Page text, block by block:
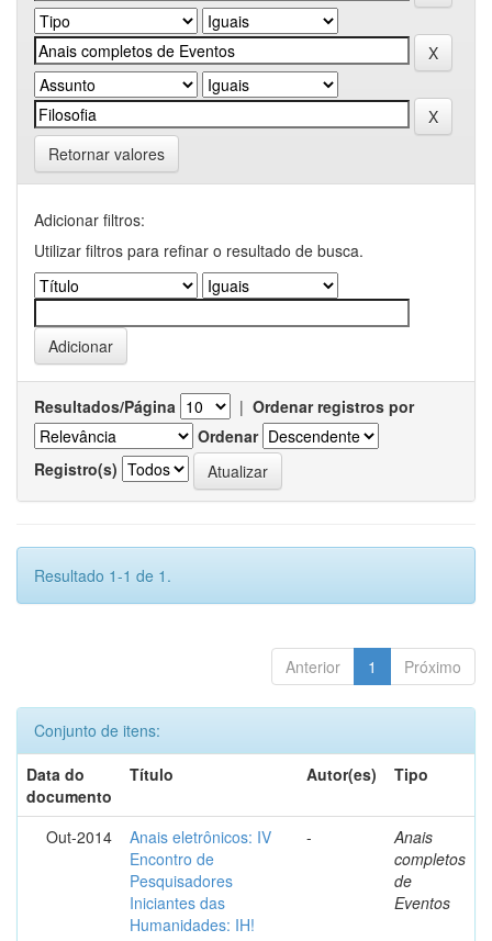
Retornar valores
Adicionar filtros:
Utilizar filtros para refinar o resultado de busca.
Resultados/Página | Ordenar registros por
Ordenar
Registro(s)
Resultado 1-1 de 1.
Anterior 1 Próximo
Conjunto de itens:
Data do
documento
Título Autor(es) Tipo
Out-2014
Anais eletrônicos: IV
Encontro de
Pesquisadores
Iniciantes das
Humanidades: IH!
-
Anais
completos
de
Eventos